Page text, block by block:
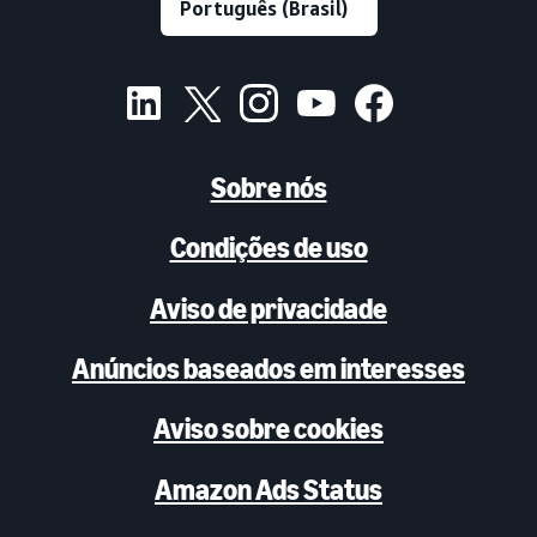
Sobre nós
Condições de uso
Aviso de privacidade
Anúncios baseados em interesses
Aviso sobre cookies
Amazon Ads Status